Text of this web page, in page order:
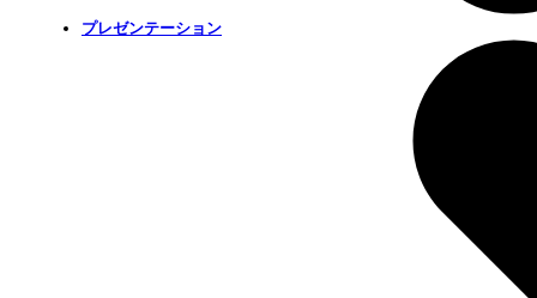
プレゼンテーション